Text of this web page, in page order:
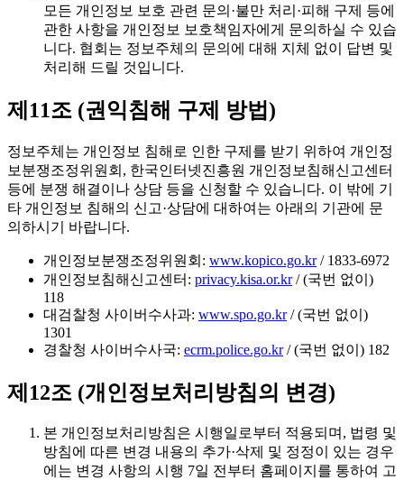
모든 개인정보 보호 관련 문의·불만 처리·피해 구제 등에
관한 사항을 개인정보 보호책임자에게 문의하실 수 있습
니다. 협회는 정보주체의 문의에 대해 지체 없이 답변 및
처리해 드릴 것입니다.
제11조 (권익침해 구제 방법)
정보주체는 개인정보 침해로 인한 구제를 받기 위하여 개인정
보분쟁조정위원회, 한국인터넷진흥원 개인정보침해신고센터
등에 분쟁 해결이나 상담 등을 신청할 수 있습니다. 이 밖에 기
타 개인정보 침해의 신고·상담에 대하여는 아래의 기관에 문
의하시기 바랍니다.
개인정보분쟁조정위원회: www.kopico.go.kr/ 1833-6972
개인정보침해신고센터: privacy.kisa.or.kr/ (국번 없이)
118
대검찰청 사이버수사과: www.spo.go.kr/ (국번 없이)
1301
경찰청 사이버수사국: ecrm.police.go.kr/ (국번 없이) 182
제12조 (개인정보처리방침의 변경)
본 개인정보처리방침은 시행일로부터 적용되며, 법령 및
방침에 따른 변경 내용의 추가·삭제 및 정정이 있는 경우
에는 변경 사항의 시행 7일 전부터 홈페이지를 통하여 고